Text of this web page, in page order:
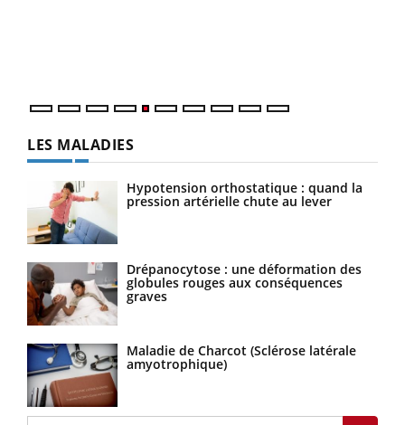
LES MALADIES
Hypotension orthostatique : quand la
pression artérielle chute au lever
Drépanocytose : une déformation des
globules rouges aux conséquences
graves
Maladie de Charcot (Sclérose latérale
amyotrophique)